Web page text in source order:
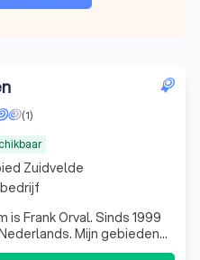
(1)
Mijn gebieden
Ook werk ik met de
Zuidvelde